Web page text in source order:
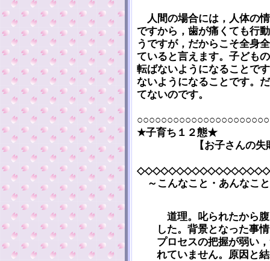
人間の場合には，人体の
ですから，歯が痛くても行
うですが，だからこそ全身
ていると言えます。子ども
転ばないようになることで
ないようになることです。
てないのです。
★子育ち１２態★
【お子さんの
～こんなこと・あんなこ
道理。叱られたから
した。背景となった事
プロセスの把握が弱い
れていません。原因と